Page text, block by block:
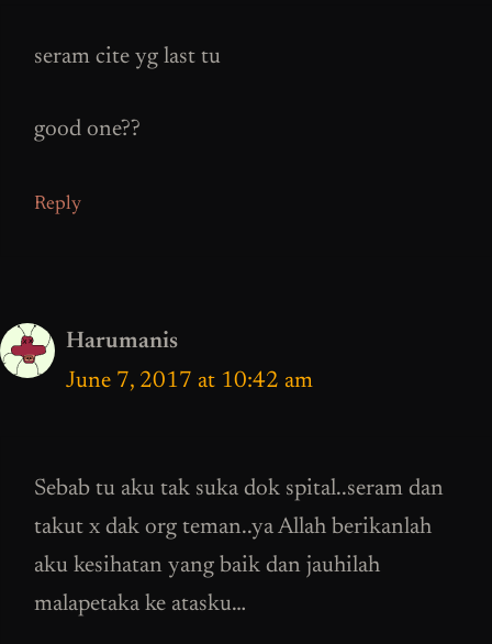
seram cite yg last tu
good one??
Reply
Harumanis
June 7, 2017 at 10:42 am
Sebab tu aku tak suka dok spital..seram dan
takut x dak org teman..ya Allah berikanlah
aku kesihatan yang baik dan jauhilah
malapetaka ke atasku…